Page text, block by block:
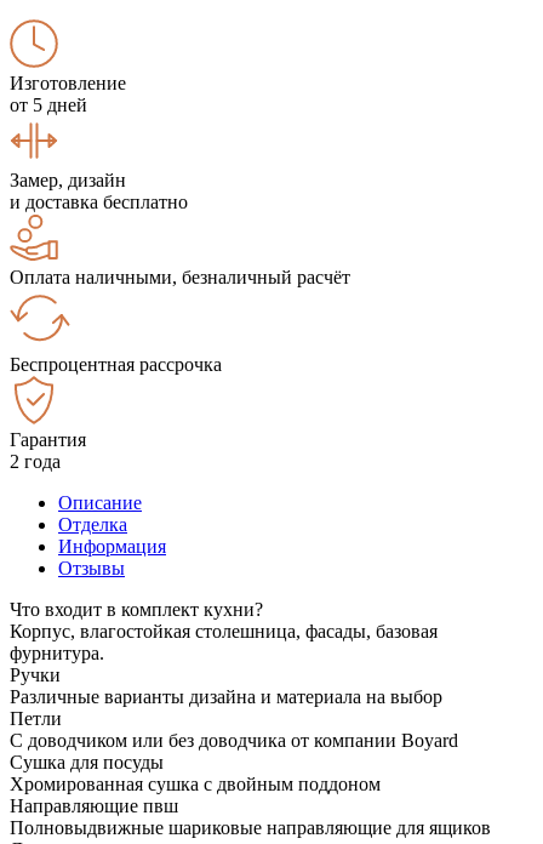
Изготовление
от 5 дней
Замер, дизайн
и доставка бесплатно
Оплата наличными, безналичный расчёт
Беспроцентная рассрочка
Гарантия
2 года
Описание
Отделка
Информация
Отзывы
Что входит в комплект кухни?
Корпус, влагостойкая столешница, фасады, базовая
фурнитура.
Ручки
Различные варианты дизайна и материала на выбор
Петли
С доводчиком или без доводчика от компании Boyard
Сушка для посуды
Хромированная сушка с двойным поддоном
Направляющие пвш
Полновыдвижные шариковые направляющие для ящиков